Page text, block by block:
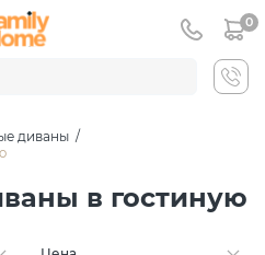
0
диваны /
в гостиную